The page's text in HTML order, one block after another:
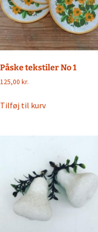
Påske tekstiler No 1
125,00 kr.
Tilføj til kurv